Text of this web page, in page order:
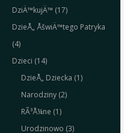
DziÄ™kujÄ™ (17)
DzieÅ„ ÅšwiÄ™tego Patryka
(4)
Dzieci (14)
DzieÅ„ Dziecka (1)
Narodziny (2)
RÃ³Å¼ne (1)
Urodzinowo (3)